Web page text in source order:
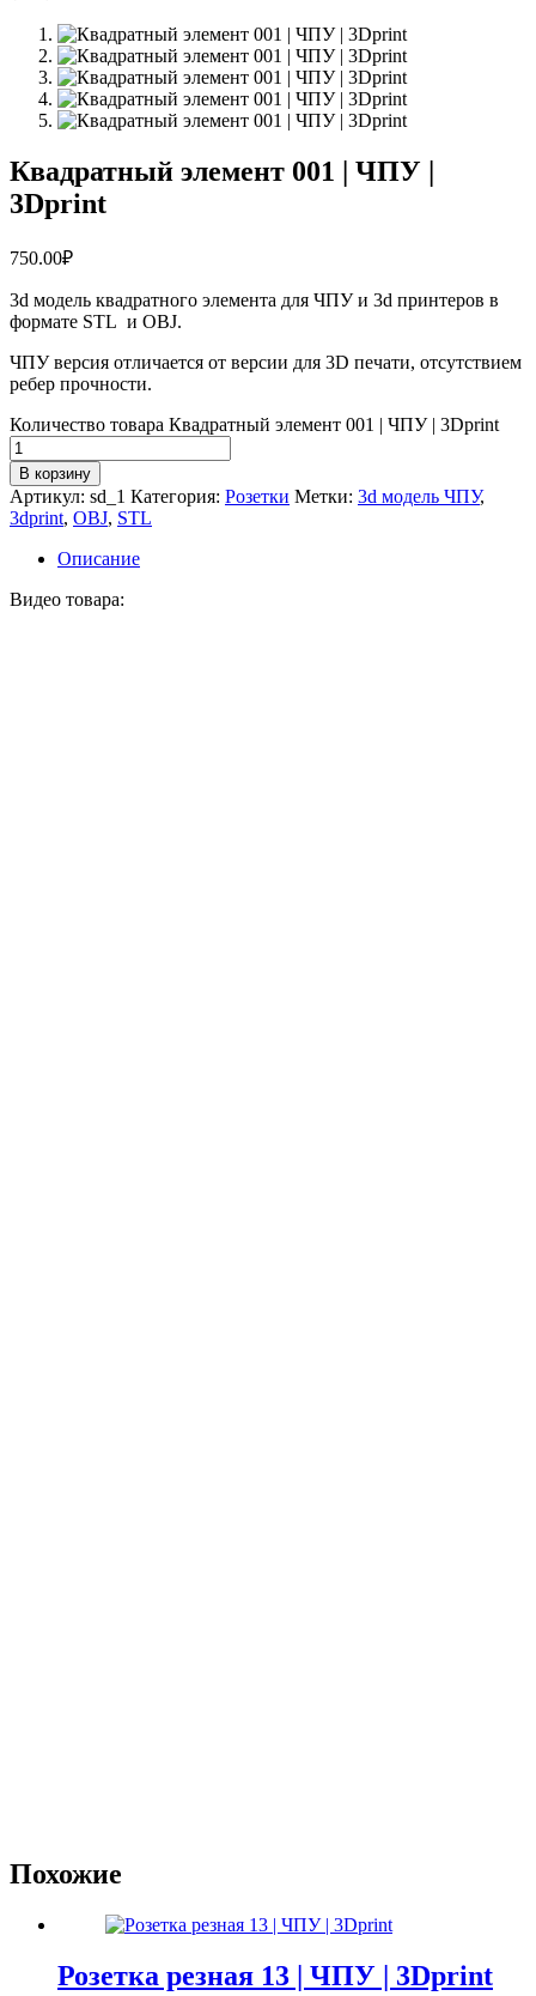
Квадратный элемент 001 | ЧПУ |
3Dprint
750.00₽
3d модель квадратного элемента для ЧПУ и 3d принтеров в
формате STL и OBJ.
ЧПУ версия отличается от версии для 3D печати, отсутствием
ребер прочности.
Количество товара Квадратный элемент 001 | ЧПУ | 3Dprint
В корзину
Артикул: sd_1 Категория: Розетки Метки: 3d модель ЧПУ,
3dprint, OBJ, STL
Описание
Видео товара:
Похожие
Розетка резная 13 | ЧПУ | 3Dprint